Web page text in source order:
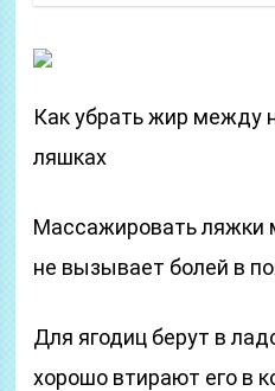
Как убрать жир между
ляшках
Массажировать ляжки
не вызывает болей в
Для ягодиц берут в
хорошо втирают его в